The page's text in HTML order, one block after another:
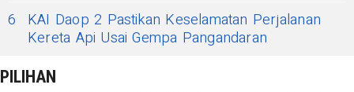
6
KAI Daop 2 Pastikan Keselamatan Perjalanan
Kereta Api Usai Gempa Pangandaran
PILIHAN